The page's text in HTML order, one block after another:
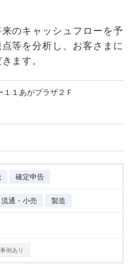
のキャッシュフローを予
等を分析し、お客さまに
ます。
１あがプラザ２Ｆ
確定申告
流通・小売 製造
例あり